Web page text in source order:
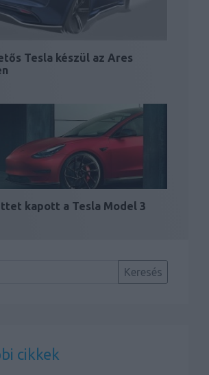
Tesla készül az Ares
kapott a Tesla Model 3
cikkek